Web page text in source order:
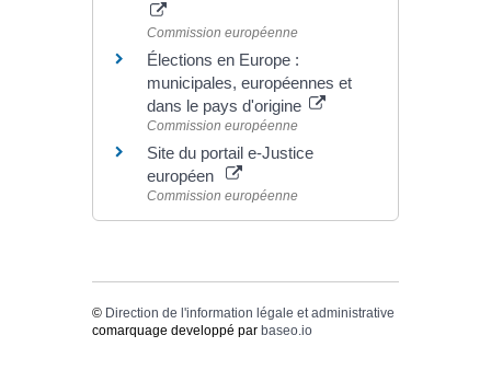
Commission européenne
Élections en Europe :
municipales, européennes et
dans le pays d'origine
Commission européenne
Site du portail e-Justice
européen
Commission européenne
© Direction de l'information légale et administrative
comarquage developpé par baseo.io